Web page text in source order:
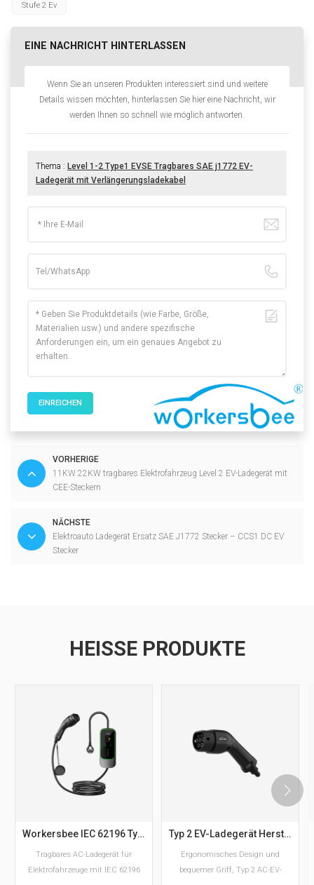
Stufe 2 Ev
EINE NACHRICHT HINTERLASSEN
Wenn Sie an unseren Produkten interessiert sind und weitere
Details wissen möchten, hinterlassen Sie hier eine Nachricht, wir
werden Ihnen so schnell wie möglich antworten.
Thema : Level 1-2 Type1 EVSE Tragbares SAE j1772 EV-
Ladegerät mit Verlängerungsladekabel
EINREICHEN
VORHERIGE
11KW 22KW tragbares Elektrofahrzeug Level 2 EV-Ladegerät mit
CEE-Steckern
NÄCHSTE
Elektroauto Ladegerät Ersatz SAE J1772 Stecker – CCS1 DC EV
Stecker
HEISSE PRODUKTE
Workersbee IEC 62196 Typ 2 Tragbares EV-Ladegerät mit einstellbarem Strom
Tragbares AC-Ladegerät für
Elektrofahrzeuge mit IEC 62196
Typ 2 EV-Ladegerät Hersteller von AC-EV-Steckern nach europäischem Standard
Ergonomisches Design und
bequemer Griff, Typ 2 AC-EV-